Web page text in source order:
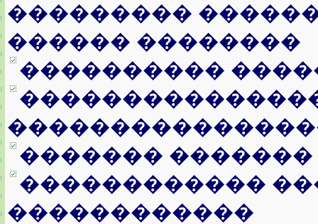
���������
������ ��������
����������
������� �������
������������
������������